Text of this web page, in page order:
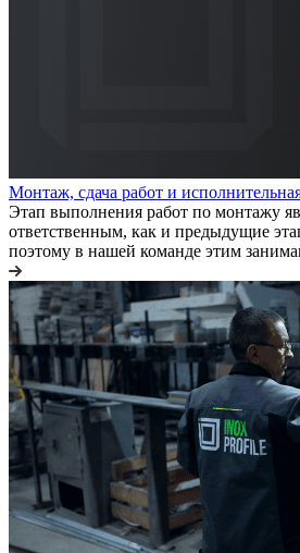
Монтаж, сдача работ и
Этап выполнения работ по монтажу
ответственным, как и предыдущие
поэтому в нашей команде этим